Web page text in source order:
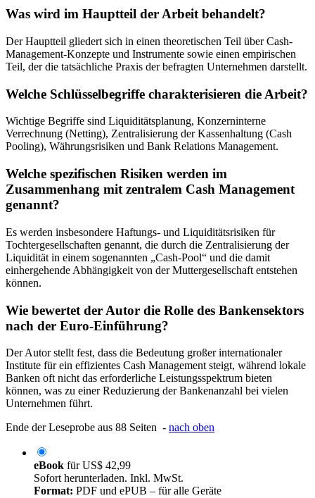
Was wird im Hauptteil der Arbeit behandelt?
Der Hauptteil gliedert sich in einen theoretischen Teil über Cash-
Management-Konzepte und Instrumente sowie einen empirischen
Teil, der die tatsächliche Praxis der befragten Unternehmen darstellt.
Welche Schlüsselbegriffe charakterisieren die Arbeit?
Wichtige Begriffe sind Liquiditätsplanung, Konzerninterne
Verrechnung (Netting), Zentralisierung der Kassenhaltung (Cash
Pooling), Währungsrisiken und Bank Relations Management.
Welche spezifischen Risiken werden im
Zusammenhang mit zentralem Cash Management
genannt?
Es werden insbesondere Haftungs- und Liquiditätsrisiken für
Tochtergesellschaften genannt, die durch die Zentralisierung der
Liquidität in einem sogenannten „Cash-Pool“ und die damit
einhergehende Abhängigkeit von der Muttergesellschaft entstehen
können.
Wie bewertet der Autor die Rolle des Bankensektors
nach der Euro-Einführung?
Der Autor stellt fest, dass die Bedeutung großer internationaler
Institute für ein effizientes Cash Management steigt, während lokale
Banken oft nicht das erforderliche Leistungsspektrum bieten
können, was zu einer Reduzierung der Bankenanzahl bei vielen
Unternehmen führt.
Ende der Leseprobe aus 88 Seiten - nach oben
eBook fürUS$ 42,99
Sofort herunterladen. Inkl. MwSt.
Format: PDF und ePUB – für alle Geräte